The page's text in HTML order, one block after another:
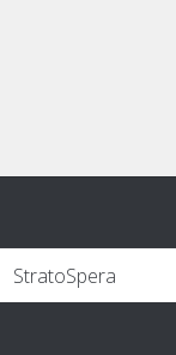
StratoSpera